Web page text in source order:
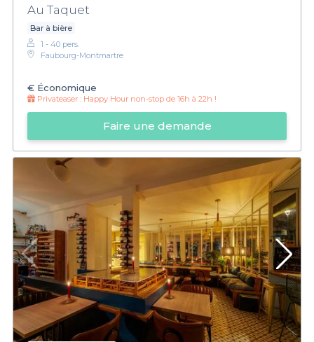
Au Taquet
Bar à bière
1 - 40 pers.
Faubourg-Montmartre
€ Économique
Privateaser : Happy Hour non-stop de 16h à 22h !
Faire une demande